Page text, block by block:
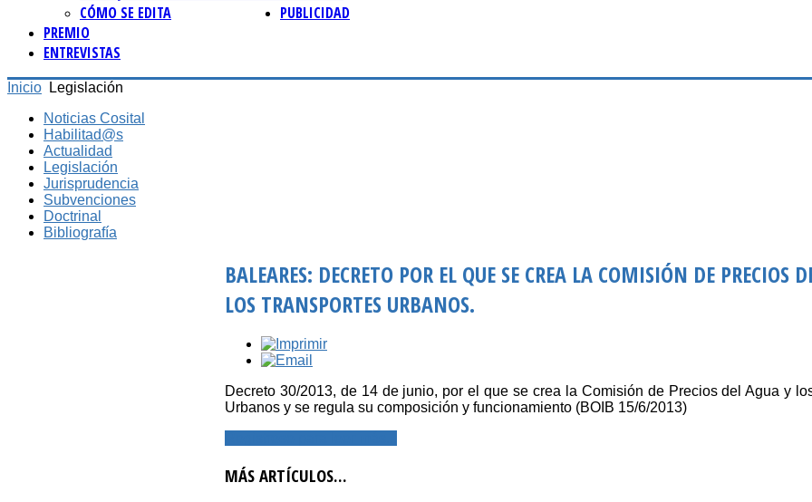
CÓMO SE EDITA
PUBLICIDAD
PREMIO
ENTREVISTAS
Inicio
Legislación
Noticias Cosital
Habilitad@s
Actualidad
Legislación
Jurisprudencia
Subvenciones
Doctrinal
Bibliografía
BALEARES: DECRETO POR EL QUE SE CREA LA COMISIÓN DE PRECIOS
LOS TRANSPORTES URBANOS.
Decreto 30/2013, de 14 de junio, por el que se crea la Comisión de Precios del Agua y
Urbanos y se regula su composición y funcionamiento (BOIB 15/6/2013)
MÁS ARTÍCULOS...